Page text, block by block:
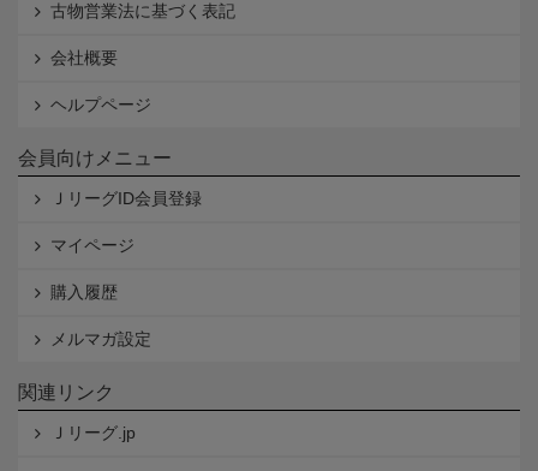
古物営業法に基づく表記
会社概要
ヘルプページ
会員向けメニュー
ＪリーグID会員登録
マイページ
購入履歴
メルマガ設定
関連リンク
Ｊリーグ.jp